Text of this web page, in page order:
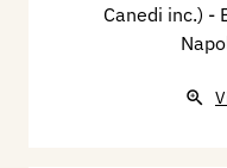
Canedi inc.) -